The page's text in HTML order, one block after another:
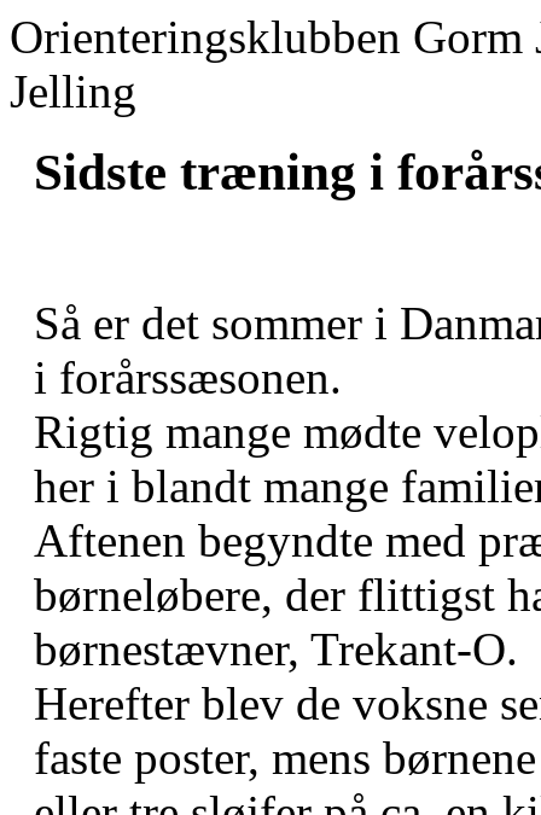
Orienteringsklubben
Jelling
Sidste træning i
Så er det sommer i
i forårssæsonen.
Rigtig mange mødte
her i blandt mange
Aftenen begyndte med
børneløbere, der flittigst
børnestævner, Trekant-O.
Herefter blev de voksne
faste poster, mens